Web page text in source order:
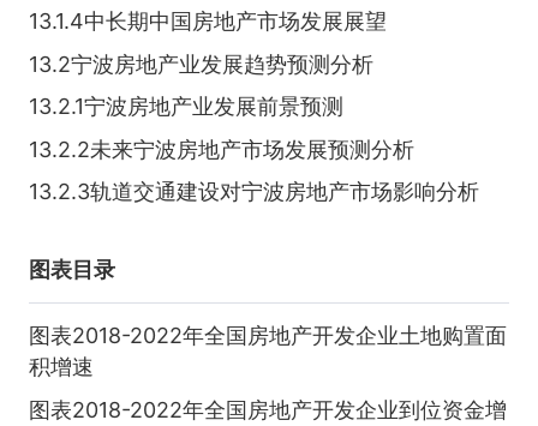
13.1.4中长期中国房地产市场发展展望
13.2宁波房地产业发展趋势预测分析
13.2.1宁波房地产业发展前景预测
13.2.2未来宁波房地产市场发展预测分析
13.2.3轨道交通建设对宁波房地产市场影响分析
图表目录
图表2018-2022年全国房地产开发企业土地购置面
积增速
图表2018-2022年全国房地产开发企业到位资金增